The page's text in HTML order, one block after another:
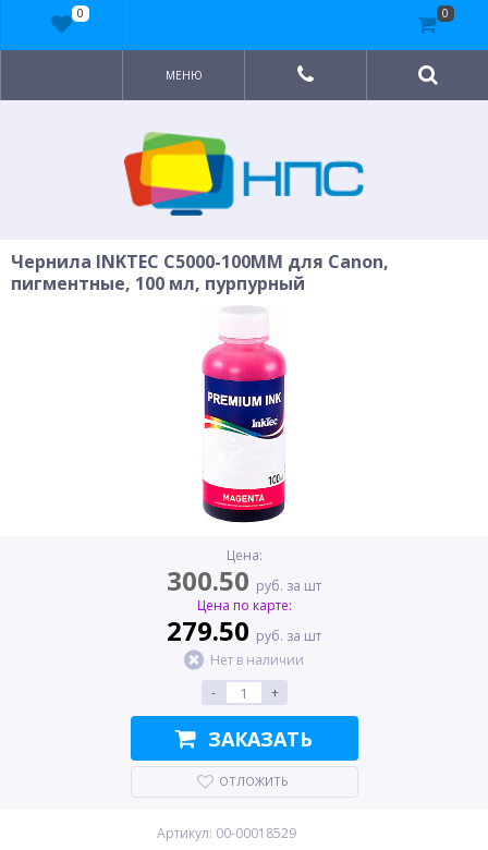
МЕНЮ
Чернила INKTEC C5000-100MM для Canon,
пигментные, 100 мл, пурпурный
Цена:
300.50 руб. за шт
Цена по карте:
279.50 руб. за шт
Нет в наличии
-
+
ЗАКАЗАТЬ
ОТЛОЖИТЬ
Артикул: 00-00018529
0 0